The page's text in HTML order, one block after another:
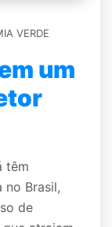
VERDE
um
têm
no Brasil,
de